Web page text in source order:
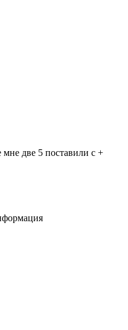
мне две 5 поставили с +